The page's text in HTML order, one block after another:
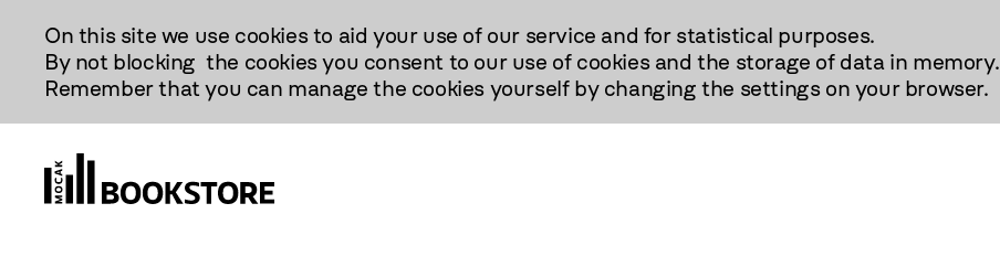
Treści
On this site we use cookies to aid your use of our service and for statistical purposes.
By not blocking the cookies you consent to our use of cookies and the storage of data in memory.
Remember that you can manage the cookies yourself by changing the settings on your browser.